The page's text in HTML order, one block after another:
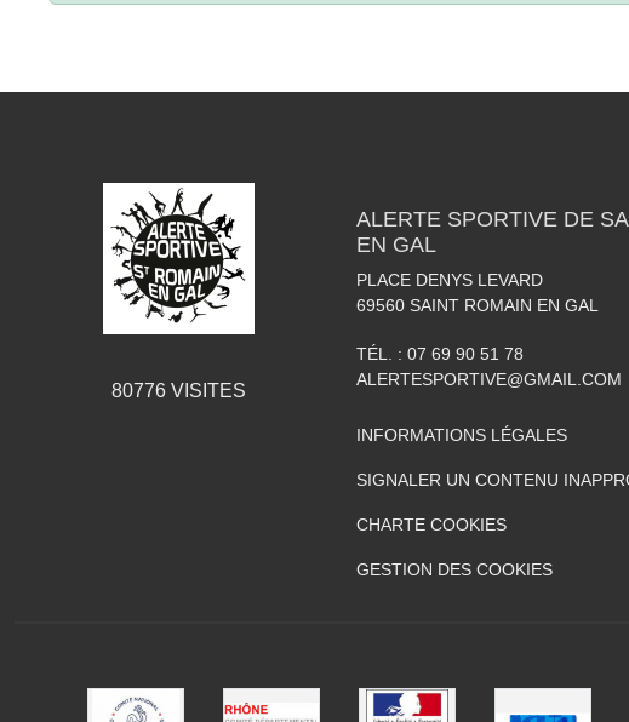
80776VISITES
ALERTE SPORTIVE DE
EN GAL
PLACE DENYS LEVARD
69560 SAINT ROMAIN EN GAL
TÉL. : 07 69 90 51 78
ALERTESPORTIVE@GMAIL.COM
INFORMATIONS LÉGALES
SIGNALER UN CONTENU
CHARTE COOKIES
GESTION DES COOKIES